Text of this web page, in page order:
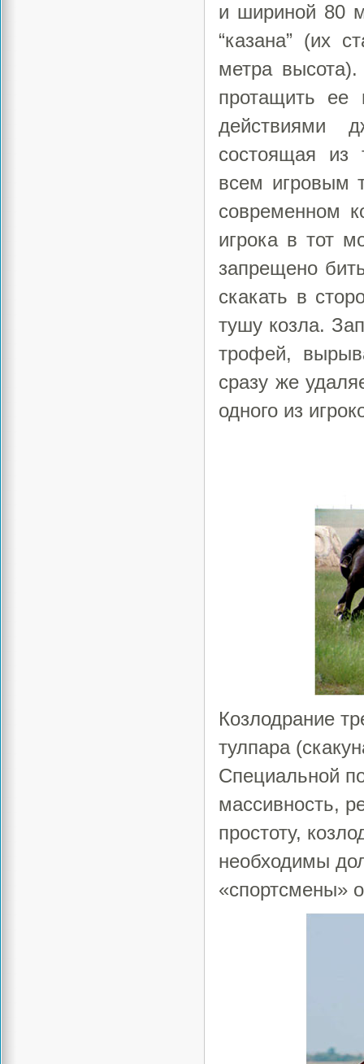
и шириной 80
“казана” (их
метра
протащить ее
действиями
состоящая из
всем игровым
современном
игрока в тот
запрещено
скакать в
тушу козла.
трофей,
сразу же
одного из
Козлодрание
тулпара
Специальной
массивность,
простоту,
необходимы
«спортсмены»